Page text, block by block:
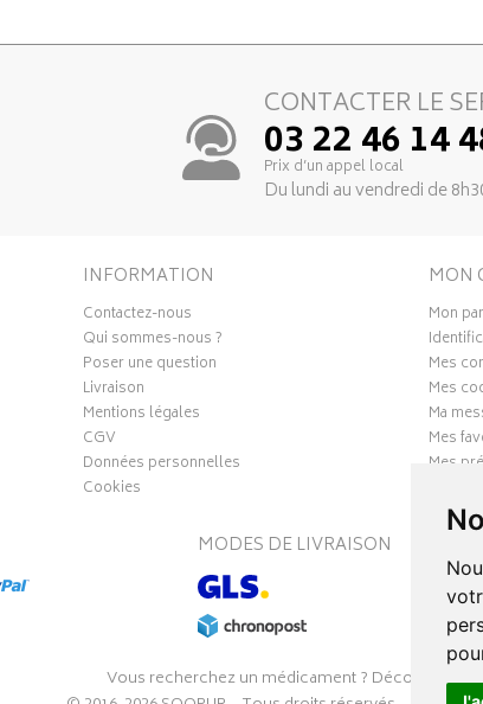
CONTACTER LE
03 22 46 14
Prix d’un appel local
Du lundi au vendredi de
INFORMATION
Contactez-nous
Qui sommes-nous ?
Poser une question
Livraison
Mentions légales
CGV
Données personnelles
Cookies
MON
Mon
Mes
Mes
Ma
Mes
Mes
MODES DE LIVRAISON
Vous recherchez un médicament ? Découvrez la